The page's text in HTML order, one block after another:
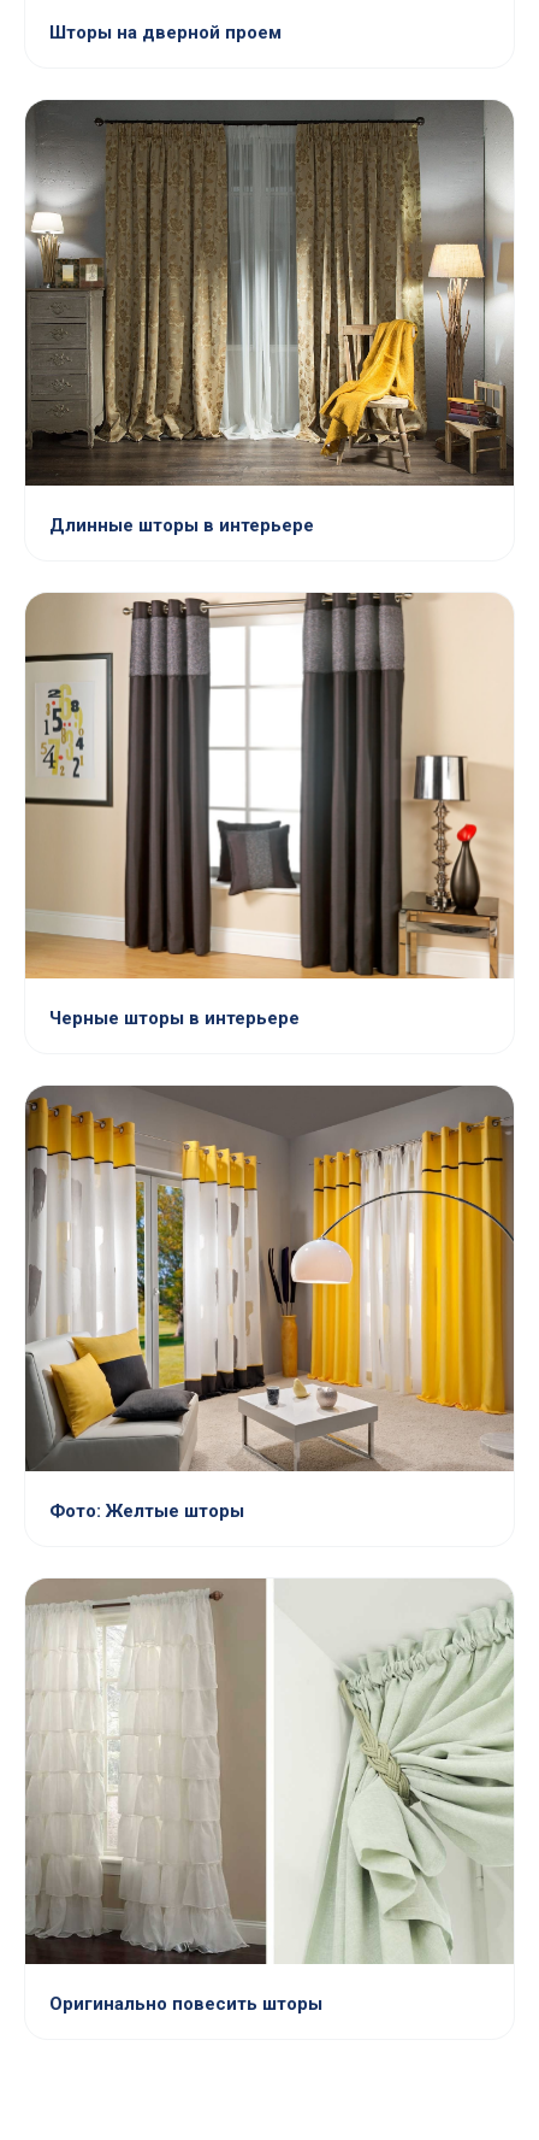
Шторы на дверной проем
Длинные шторы в интерьере
Черные шторы в интерьере
Фото: Желтые шторы
Оригинально повесить шторы